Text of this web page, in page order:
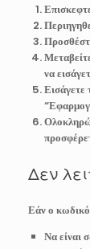
να
Εισάγετε
Δεν
Εάν ο
Να είναι